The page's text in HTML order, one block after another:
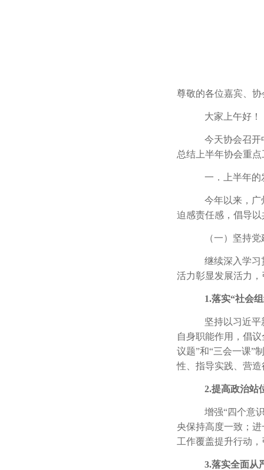
尊敬的各位嘉宾、
大家上午好！
今天协会召开
总结上半年协会重
一．上半年的
今年以来，广
迫感责任感，倡导
（一）坚持
继续深入学习
活力彰显发展活力
1.落实“社会
坚持以习近
自身职能作用，倡
议题”和“三会一课”
性、指导实践、营
2.提高政治站
增强“四个意
央保持高度一致；
工作覆盖提升行动
3.落实全面从